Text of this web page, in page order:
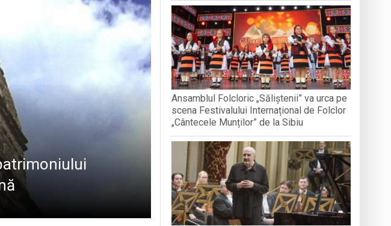
lui Iancu de Hunedoara
august
o nouă întâlnire a clubului de carte „Legături Literare”
internațional dedicat prieteniei și diversității culturale
Ansamblul Folcloric „Săliștenii” va urca pe
scena Festivalului Internațional de Folclor
„Cântecele Munților” de la Sibiu